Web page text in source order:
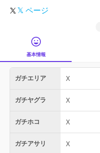
𝕏 ページ
基本情報
ガチエリア X
ガチヤグラ X
ガチホコ X
ガチアサリ X